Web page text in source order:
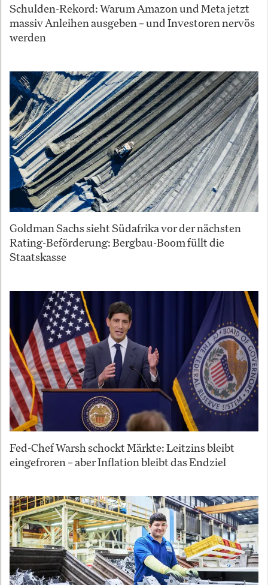
Schulden-Rekord: Warum Amazon und Meta jetzt
massiv Anleihen ausgeben – und Investoren nervös
werden
Goldman Sachs sieht Südafrika vor der nächsten
Rating-Beförderung: Bergbau-Boom füllt die
Staatskasse
Fed-Chef Warsh schockt Märkte: Leitzins bleibt
eingefroren – aber Inflation bleibt das Endziel